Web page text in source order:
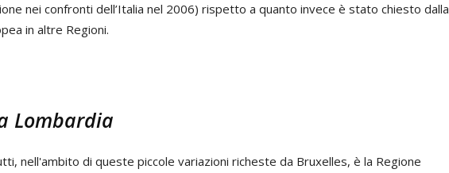
nei confronti dell’Italia nel 2006) rispetto a quanto invece è stato chiesto dalla
in altre Regioni.
Lombardia
nell'ambito di queste piccole variazioni richeste da Bruxelles, è la Regione